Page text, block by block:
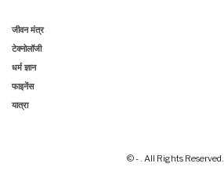
जीवन मंत्र
टेक्नोलॉजी
धर्म ज्ञान
फाइनेंस
यात्रा
© - . All Rights Reserved.